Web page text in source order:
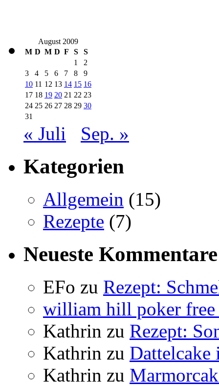
August 2009
M D M D F S
S
1
2
3
4 5 6 7 8
9
10 11 12 13 14 15 16
17 18 19 20 21 22 23
24 25 26 27 28 29 30
31
« Juli Sep. »
Kategorien
Allgemein (15)
Rezepte (7)
Neueste Kommentare
EFo zu Rezept:
william hill poker
Kathrin zu Rezept:
Kathrin zu Dattelcake
Kathrin zu